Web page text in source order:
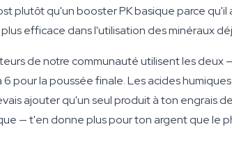
plutôt qu'un booster PK basique parce
efficace dans l'utilisation des minéraux
de notre communauté utilisent les deux
pour la poussée finale. Les acides
ajouter qu'un seul produit à ton engrais
— t'en donne plus pour ton argent que le